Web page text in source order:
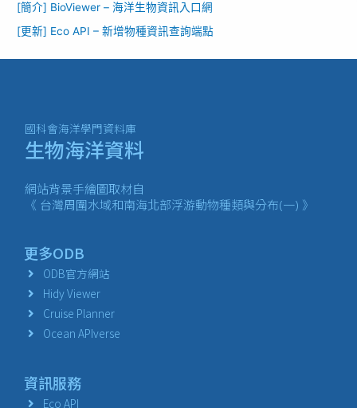
[簡介] BioViewer – 海洋生物資訊入口網​
[更新] Eco API – 新增物種資訊查詢端點
國科會海洋學門資料庫
生物海洋資料
網站背景手繪圖取材自
《 台灣周圍水域和南海北部浮游動物種類與分布(一) 》
更多ODB
ODB官方網站
Hidy Viewer
Cruise Planner
Ocean APIverse
資訊服務
Eco API